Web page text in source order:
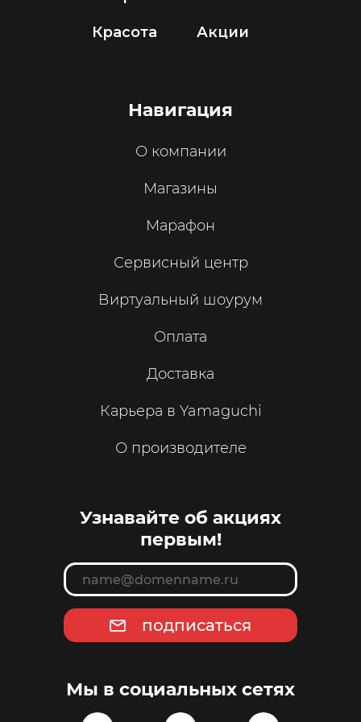
Красота Акции
Навигация
О компании
Магазины
Марафон
Сервисный центр
Виртуальный шоурум
Оплата
Доставка
Карьера в Yamaguchi
О производителе
Узнавайте об акциях
первым!
подписаться
Мы в социальных сетях